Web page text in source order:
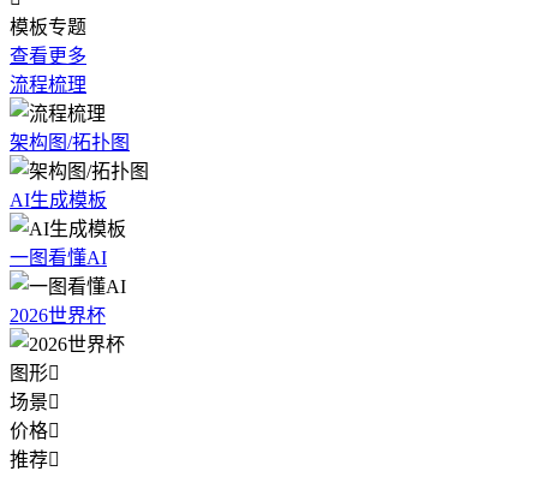
模板专题
查看更多
流程梳理
架构图/拓扑图
AI生成模板
一图看懂AI
2026世界杯
图形
场景
价格
推荐